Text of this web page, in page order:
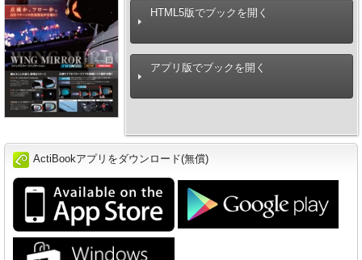
HTML5版でブックを開く
アプリ版でブックを開く
ActiBookアプリをダウンロード(無償)